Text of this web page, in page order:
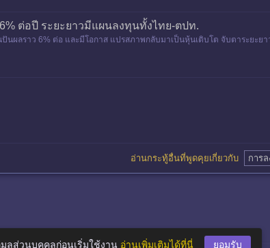
ต่อปี ระยะยาวมีแผนลงทุนทั้งไทย-ตปท.
นผลราว 6% ต่อ และมีโอกาส แปรสภาพกลับมาเป็นหุ้นเติบโต จับตาระยะย
อ่านกระทู้อื่นที่พูดคุยเกี่ยวกับ การ
ลส่วนบุคคลก่อนเริ่มใช้งาน อ่านเพิ่มเติมได้ที่นี่ ยอมรับ